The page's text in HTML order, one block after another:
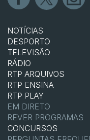
NOTÍCIAS
DESPORTO
TELEVISÃO
RÁDIO
RTP ARQUIVOS
RTP ENSINA
RTP PLAY
EM DIRETO
REVER PROGRAMAS
CONCURSOS